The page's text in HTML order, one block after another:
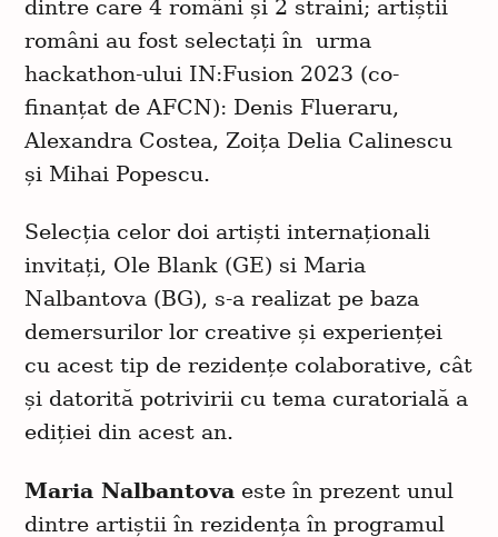
dintre care 4 români și 2 străini; artiștii
români au fost selectați în urma
hackathon-ului IN:Fusion 2023 (co-
finanțat de AFCN): Denis Flueraru,
Alexandra Costea, Zoița Delia Calinescu
și Mihai Popescu.
Selecția celor doi artiști internaționali
invitați, Ole Blank (GE) si Maria
Nalbantova (BG), s-a realizat pe baza
demersurilor lor creative și experienței
cu acest tip de rezidențe colaborative, cât
și datorită potrivirii cu tema curatorială a
ediției din acest an.
Maria Nalbantova este în prezent unul
dintre artiștii în rezidența în programul